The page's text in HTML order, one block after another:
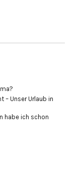
– Unser Urlaub in
habe ich schon